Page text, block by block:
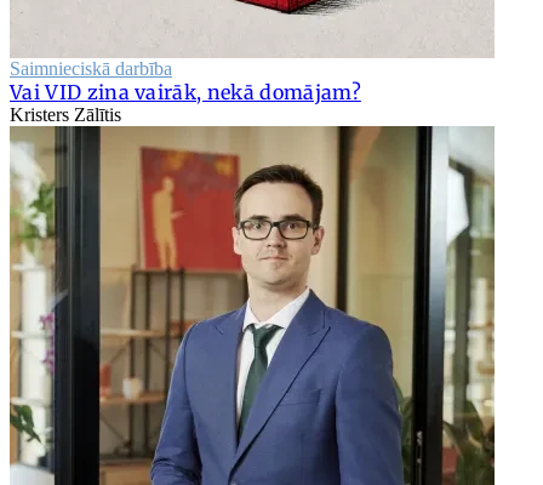
Saimnieciskā darbība
Vai VID zina vairāk, nekā domājam?
Kristers Zālītis